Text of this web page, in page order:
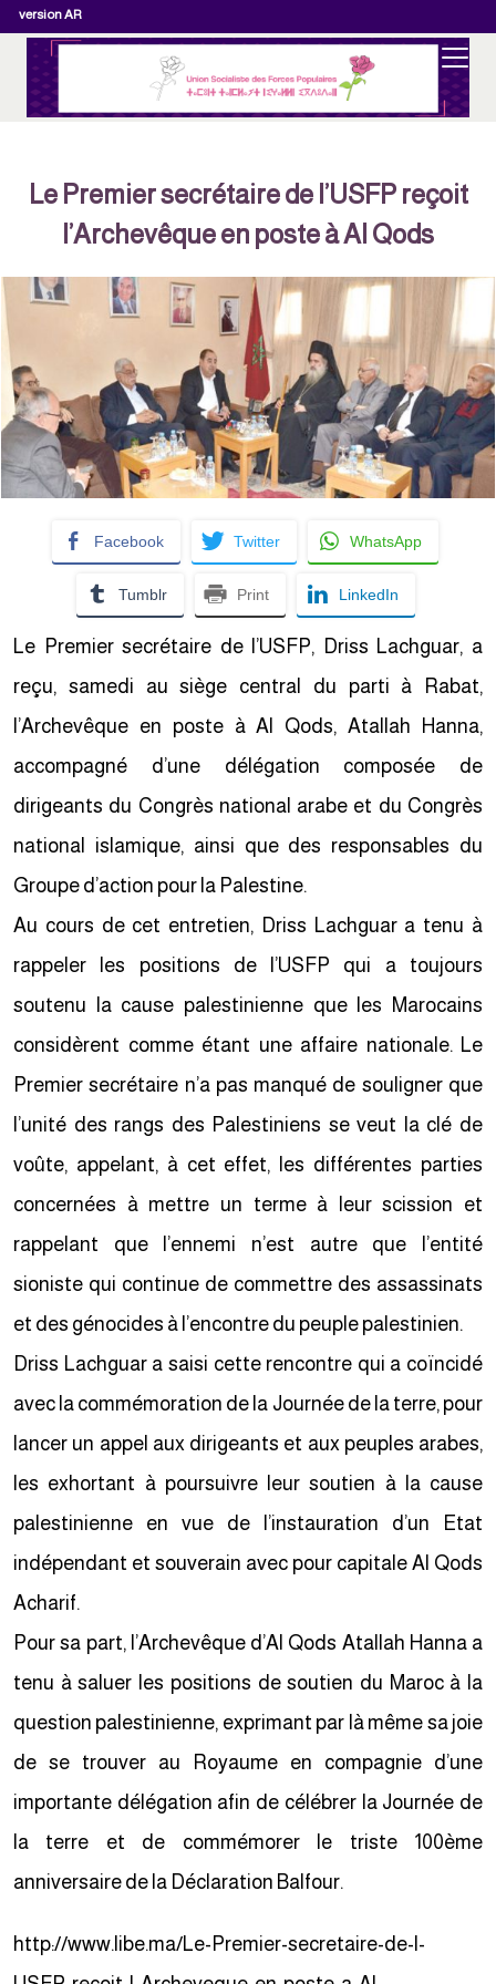
version AR
Le Premier secrétaire de l’USFP reçoit
l’Archevêque en poste à Al Qods
Facebook Twitter WhatsApp
Tumblr Print LinkedIn
Le Premier secrétaire de l’USFP, Driss Lachguar, a
reçu, samedi au siège central du parti à Rabat,
l’Archevêque en poste à Al Qods, Atallah Hanna,
accompagné d’une délégation composée de
dirigeants du Congrès national arabe et du Congrès
national islamique, ainsi que des responsables du
Groupe d’action pour la Palestine.
Au cours de cet entretien, Driss Lachguar a tenu à
rappeler les positions de l’USFP qui a toujours
soutenu la cause palestinienne que les Marocains
considèrent comme étant une affaire nationale. Le
Premier secrétaire n’a pas manqué de souligner que
l’unité des rangs des Palestiniens se veut la clé de
voûte, appelant, à cet effet, les différentes parties
concernées à mettre un terme à leur scission et
rappelant que l’ennemi n’est autre que l’entité
sioniste qui continue de commettre des assassinats
et des génocides à l’encontre du peuple palestinien.
Driss Lachguar a saisi cette rencontre qui a coïncidé
avec la commémoration de la Journée de la terre, pour
lancer un appel aux dirigeants et aux peuples arabes,
les exhortant à poursuivre leur soutien à la cause
palestinienne en vue de l’instauration d’un Etat
indépendant et souverain avec pour capitale Al Qods
Acharif.
Pour sa part, l’Archevêque d’Al Qods Atallah Hanna a
tenu à saluer les positions de soutien du Maroc à la
question palestinienne, exprimant par là même sa joie
de se trouver au Royaume en compagnie d’une
importante délégation afin de célébrer la Journée de
la terre et de commémorer le triste 100ème
anniversaire de la Déclaration Balfour.
http://www.libe.ma/Le-Premier-secretaire-de-l-